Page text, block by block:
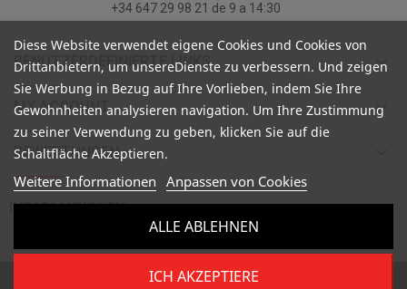
+34 647 29 98 21 de 9 a 14:30
BENUTZERDEFINIERTE LINKS keyboard_arrow_down
MY ACCOUNT keyboard_arrow_down
BEWERTUNGEN
INFORMATIONEN 
Diese Website verwendet eigene Cookies und Cookies von
Drittanbietern, um unsereDienste zu verbessern. Und zeigen
Sie Werbung in Bezug auf Ihre Vorlieben, indem Sie Ihre
Gewohnheiten analysieren navigation. Um Ihre Zustimmung
zu seiner Verwendung zu geben, klicken Sie auf die
Schaltfläche Akzeptieren.
Weitere Informationen Anpassen von Cookies
ALLE ABLEHNEN
ICH AKZEPTIERE
Your Spanish Corner. Todos los derechos reservados